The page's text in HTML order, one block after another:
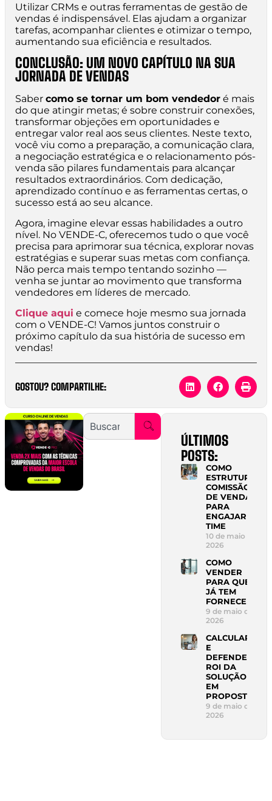
Utilizar CRMs e outras ferramentas de gestão de
vendas é indispensável. Elas ajudam a organizar
tarefas, acompanhar clientes e otimizar o tempo,
aumentando sua eficiência e resultados.
CONCLUSÃO: UM NOVO CAPÍTULO NA SUA
JORNADA DE VENDAS
Saber como se tornar um bom vendedor é mais
do que atingir metas; é sobre construir conexões,
transformar objeções em oportunidades e
entregar valor real aos seus clientes. Neste texto,
você viu como a preparação, a comunicação clara,
a negociação estratégica e o relacionamento pós-
venda são pilares fundamentais para alcançar
resultados extraordinários. Com dedicação,
aprendizado contínuo e as ferramentas certas, o
sucesso está ao seu alcance.
Agora, imagine elevar essas habilidades a outro
nível. No VENDE-C, oferecemos tudo o que você
precisa para aprimorar sua técnica, explorar novas
estratégias e superar suas metas com confiança.
Não perca mais tempo tentando sozinho —
venha se juntar ao movimento que transforma
vendedores em líderes de mercado.
Clique aqui e comece hoje mesmo sua jornada
com o VENDE-C! Vamos juntos construir o
próximo capítulo da sua história de sucesso em
vendas!
GOSTOU? COMPARTILHE:
ÚLTIMOS
POSTS:
COMO
ESTRUTURAR
COMISSÃO
DE VENDAS
PARA
ENGAJAR
TIME
10 de maio de
2026
COMO
VENDER
PARA QUEM
JÁ TEM
FORNECEDOR
9 de maio de
2026
CALCULAR
E
DEFENDER
ROI DA
SOLUÇÃO
EM
PROPOSTA
9 de maio de
2026